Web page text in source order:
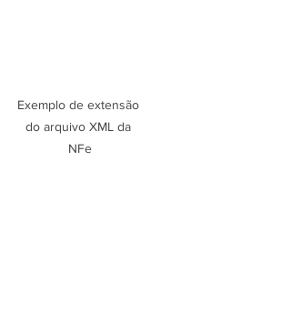
Exemplo de extensão
do arquivo XML da
NFe